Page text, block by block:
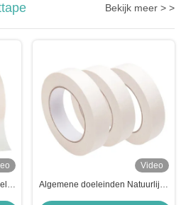
Bekijk meer > >
Video
Algemene doeleinden Natuurlijke